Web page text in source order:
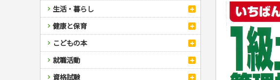
スポーツ
スポーツルール
野球
ゴルフ
トレーニング
ジュニアスポーツ
その他スポーツ
自然・アウトドア・ペット
アウトドア
犬・猫
ペット・飼育
園芸・野菜づくり
雑学
娯楽・ゲーム・占い
ナンプレ
囲碁・将棋・麻雀
ゲーム・マジック
家相・風水・占い
カルチャー・芸術・趣味
鉄道・車・自転車
音楽・楽器
趣味・鑑賞・カメラ
辞典・語学
辞典
語学・旅行会話
運転免許
原付・二輪
生活・暮らし
料理
料理・レシピ
おもてなし・ごちそう料理
各国料理
お弁当
健康メニュー・ダイエット
手芸・クラフト
編み物
ソーイング
クラフト
住まい・インテリア・暮らし
インテリア・ハウジング
収納・掃除・暮らし
美容・ファッション
ダイエット・エクササイズ
メイク・ネイル・ヘア
冠婚葬祭・手紙・ペン字
冠婚葬祭・スピーチ・マナー
妊娠・出産・育児
健康と保育
家庭医学・健康
ツボ・マッサージ
家庭医学・病気
健康知識
看護・介護
看護一般
介護一般
保育・教育
パネルシアター
こどもの本
児童一般
おりがみ・あやとり
学参・ドリル
就職活動
就職活動
資格試験